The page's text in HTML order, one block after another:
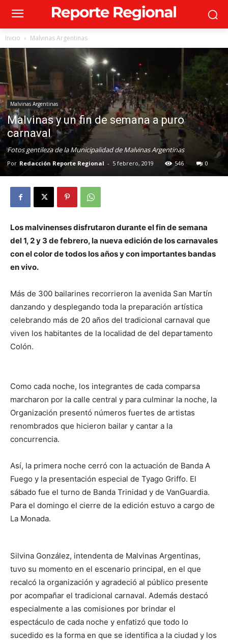
Inicio Malvinas Argentinas
Malvinas Argentinas
Malvinas y un fin de semana a puro
carnaval
Fotos gentileza de la Municipalidad de Malvinas Argentinas
Por Redacción Reporte Regional - 5 febrero, 2019 546 0
Los malvinenses disfrutaron durante el fin de semana
del 1, 2 y 3 de febrero, la nueva edición de los carnavales
con el color de todos los años y con importantes bandas
en vivo.
Más de 300 bailarines recorrieron la avenida San Martín
danzando y desplegando toda la preparación artística
celebrando más de 20 años del tradicional carnaval que
viven los habitantes de la localidad de del departamento
Colón.
Como cada noche, los integrantes de cada comparsa
marcharon por la calle central y para culminar la noche, la
Organización presentó números fuertes de artistas
renombrados que hicieron bailar y cantar a la
concurrencia.
Así, la primera noche cerró con la actuación de Banda A
Fuego y la presentación especial de Tyago Griffo. El
sábado fue el turno de Banda Trinidad y de VanGuardia.
Para el domingo el cierre de la edición estuvo a cargo de
La Monada.
Silvina González, intendenta de Malvinas Argentinas,
tuvo su momento en el escenario principal, en el que
recalcó la organización y agradeció al público presente
por acompañar el tradicional carnaval. Además destacó
especialmente a las comisiones por brindar el
espectáculo de cada noche y enfatizó que todo lo
sucedido es la forma en que se identifica a la ciudad y los